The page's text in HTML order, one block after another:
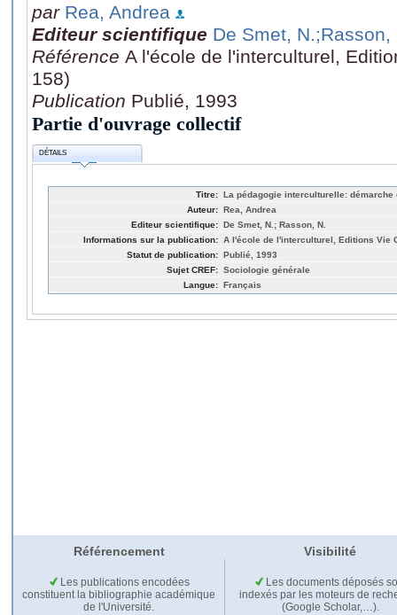
par Rea, Andrea
Editeur scientifique De Smet, N.;Rasson,
Référence A l'école de l'interculturel,
158)
Publication Publié, 1993
Partie d'ouvrage collectif
DÉTAILS
Titre: La pédagogie interculturelle:
Auteur: Rea, Andrea
Editeur scientifique: De Smet, N.; Rasson, N.
Informations sur la publication: A l'école de l'interculturel, Editions Vie
Statut de publication: Publié, 1993
Sujet CREF: Sociologie générale
Langue: Français
Référencement Visibilité
Les publications encodées
constituent la bibliographie académique
de l'Université.
Les documents déposés
indexés par les moteurs de
(Google Scholar,…).